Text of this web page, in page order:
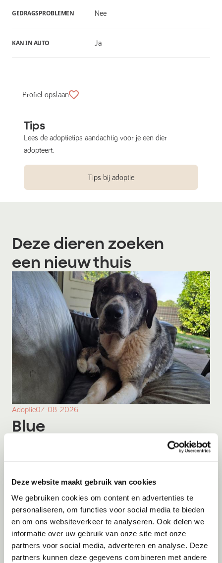
Deze website maakt gebruik van cookies
We gebruiken cookies om content en advertenties te
personaliseren, om functies voor social media te bieden
en om ons websiteverkeer te analyseren. Ook delen we
informatie over uw gebruik van onze site met onze
partners voor social media, adverteren en analyse. Deze
partners kunnen deze gegevens combineren met andere
GEDRAGSPROBLEMEN Nee
KAN IN AUTO Ja
Profiel opslaan
Tips
Lees de adoptietips aandachtig voor je een dier
adopteert.
Tips bij adoptie
Deze dieren zoeken
een nieuw thuis
Adoptie07-08-2026
Blue